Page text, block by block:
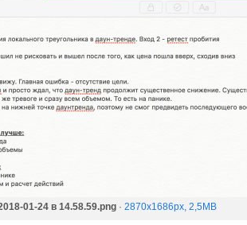
01-24 в 14.58.59.png · 2870x1686px, 2,5MB